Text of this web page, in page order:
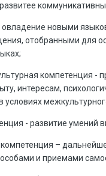
овладение новыми
отобранными для
компетенция -
интересам,
условиях
- развитие
компетенция –
и приемами